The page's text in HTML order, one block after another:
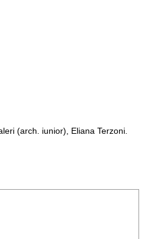
(arch. iunior), Eliana Terzoni.